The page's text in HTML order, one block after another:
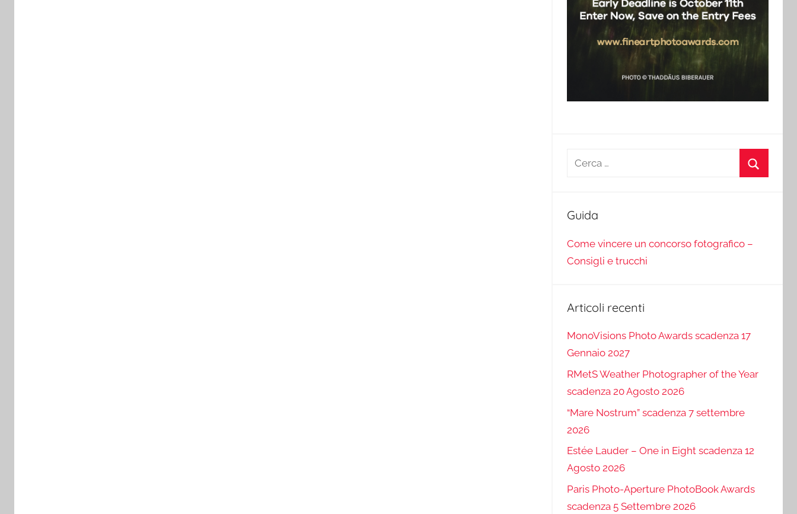
Ricerca
Guida
Come vincere un concorso fotografico –
Consigli e trucchi
Articoli recenti
MonoVisions Photo Awards scadenza 17
Gennaio 2027
RMetS Weather Photographer of the Year
scadenza 20 Agosto 2026
“Mare Nostrum” scadenza 7 settembre
2026
Estée Lauder – One in Eight scadenza 12
Agosto 2026
Paris Photo-Aperture PhotoBook Awards
scadenza 5 Settembre 2026